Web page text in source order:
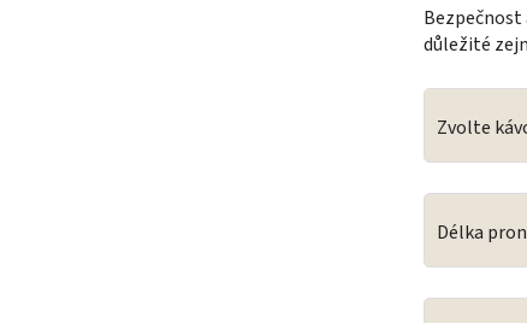
Bezpečnost
důležité
Zvolte
Délka